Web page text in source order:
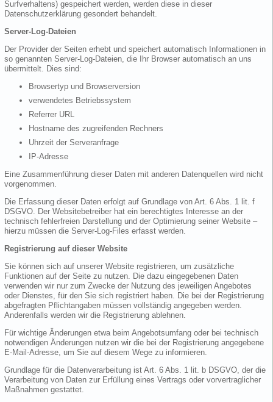
Surfverhaltens) gespeichert werden, werden diese in dieser
Datenschutzerklärung gesondert behandelt.
Server-Log-Dateien
Der Provider der Seiten erhebt und speichert automatisch Informationen in
so genannten Server-Log-Dateien, die Ihr Browser automatisch an uns
übermittelt. Dies sind:
Browsertyp und Browserversion
verwendetes Betriebssystem
Referrer URL
Hostname des zugreifenden Rechners
Uhrzeit der Serveranfrage
IP-Adresse
Eine Zusammenführung dieser Daten mit anderen Datenquellen wird nicht
vorgenommen.
Die Erfassung dieser Daten erfolgt auf Grundlage von Art. 6 Abs. 1 lit. f
DSGVO. Der Websitebetreiber hat ein berechtigtes Interesse an der
technisch fehlerfreien Darstellung und der Optimierung seiner Website –
hierzu müssen die Server-Log-Files erfasst werden.
Registrierung auf dieser Website
Sie können sich auf unserer Website registrieren, um zusätzliche
Funktionen auf der Seite zu nutzen. Die dazu eingegebenen Daten
verwenden wir nur zum Zwecke der Nutzung des jeweiligen Angebotes
oder Dienstes, für den Sie sich registriert haben. Die bei der Registrierung
abgefragten Pflichtangaben müssen vollständig angegeben werden.
Anderenfalls werden wir die Registrierung ablehnen.
Für wichtige Änderungen etwa beim Angebotsumfang oder bei technisch
notwendigen Änderungen nutzen wir die bei der Registrierung angegebene
E-Mail-Adresse, um Sie auf diesem Wege zu informieren.
Grundlage für die Datenverarbeitung ist Art. 6 Abs. 1 lit. b DSGVO, der die
Verarbeitung von Daten zur Erfüllung eines Vertrags oder vorvertraglicher
Maßnahmen gestattet.